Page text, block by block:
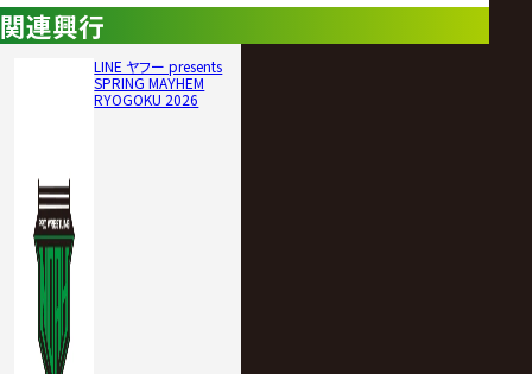
関連興行
LINE ヤフー presents
SPRING MAYHEM
RYOGOKU 2026